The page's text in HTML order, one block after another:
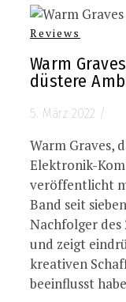
Reviews
Warm
düstere
5. März 2022 /
Warm Graves,
Elektronik-
veröffentlicht
Band seit
Nachfolger des
und zeigt
kreativen
beeinflusst